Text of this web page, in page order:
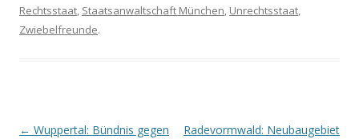
Rechtsstaat, Staatsanwaltschaft München, Unrechtsstaat,
Zwiebelfreunde.
Artikel-Navigation
← Wuppertal: Bündnis gegen
Radevormwald: Neubaugebiet